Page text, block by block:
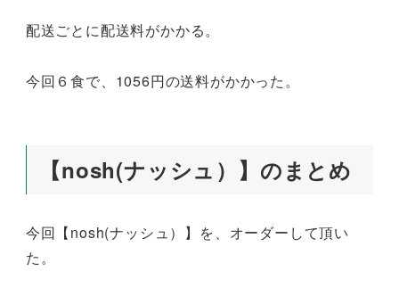
配送ごとに配送料がかかる。
今回６食で、1056円の送料がかかった。
【nosh(ナッシュ）】のまとめ
今回【nosh(ナッシュ）】を、オーダーして頂い
た。